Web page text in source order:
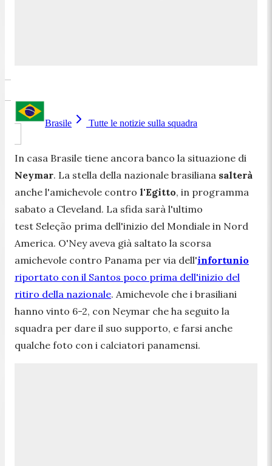
Brasile Tutte le notizie sulla squadra
In casa Brasile tiene ancora banco la situazione di
Neymar. La stella della nazionale brasiliana salterà
anche l'amichevole contro l'Egitto, in programma
sabato a Cleveland. La sfida sarà l'ultimo
test Seleção prima dell'inizio del Mondiale in Nord
America. O'Ney aveva già saltato la scorsa
amichevole contro Panama per via dell'infortunio
riportato con il Santos poco prima dell'inizio del
ritiro della nazionale. Amichevole che i brasiliani
hanno vinto 6-2, con Neymar che ha seguito la
squadra per dare il suo supporto, e farsi anche
qualche foto con i calciatori panamensi.